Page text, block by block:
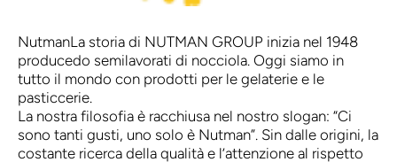
NutmanLa storia di NUTMAN GROUP inizia nel 1948
producedo semilavorati di nocciola. Oggi siamo in
tutto il mondo con prodotti per le gelaterie e le
pasticcerie.
La nostra filosofia è racchiusa nel nostro slogan: “Ci
sono tanti gusti, uno solo è Nutman”. Sin dalle origini, la
costante ricerca della qualità e l’attenzione al rispetto